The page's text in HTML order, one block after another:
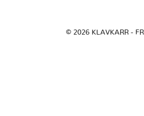
© 2026 KLAVKARR -